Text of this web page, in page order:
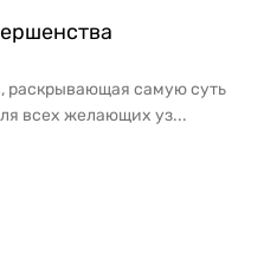
раскрывающая самую суть
всех желающих уз...